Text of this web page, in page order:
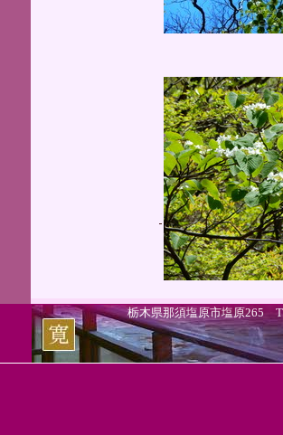
栃木県那須塩原市塩原265